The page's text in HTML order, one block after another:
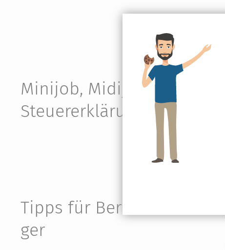
Mini­job, Midi­job & die
Steuererklärung
Tipps für Berufs­einstei­
ger